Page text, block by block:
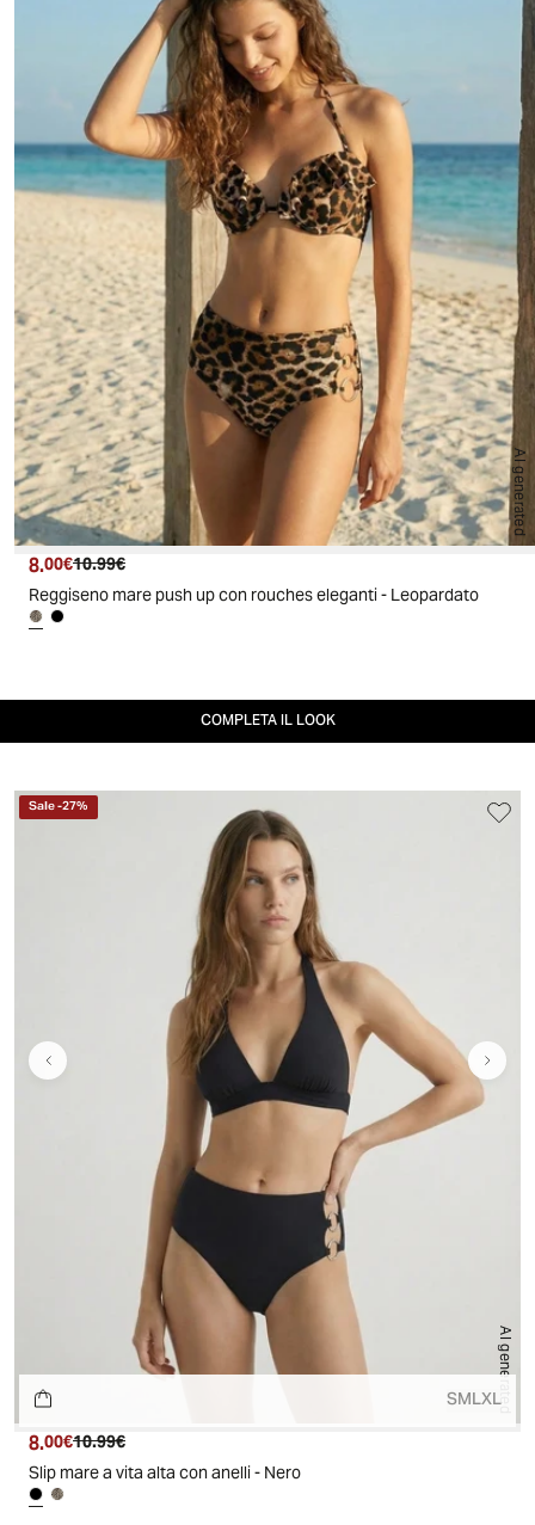
AI generated
Prezzo attuale
8.00€ Prezzo originale
10.99€
Reggiseno mare push up con rouches eleganti - Leopardato
COMPLETA IL LOOK
AI generated
Sale-27%
SMLXL
Prezzo attuale
8.00€ Prezzo originale
10.99€
Slip mare a vita alta con anelli - Nero